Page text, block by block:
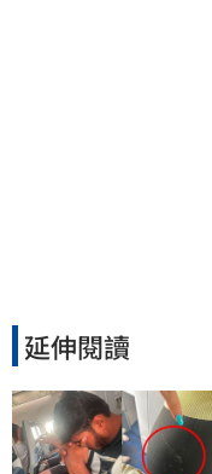
延伸閱讀